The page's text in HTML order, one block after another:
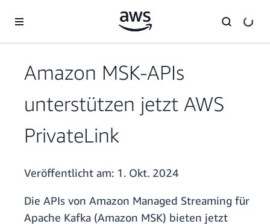
Überspringen zum Hauptinhalt
Amazon MSK-APIs
unterstützen jetzt AWS
PrivateLink
Veröffentlicht am: 1. Okt. 2024
Die APIs von Amazon Managed Streaming für
Apache Kafka (Amazon MSK) bieten jetzt